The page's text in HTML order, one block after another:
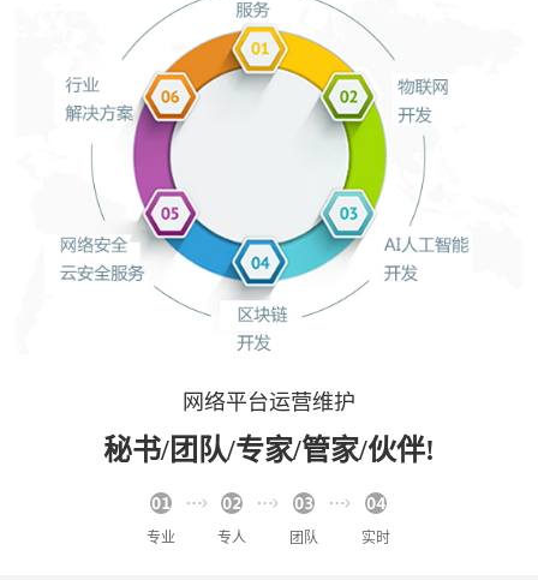
网络平台运营维护
秘书/团队/专家/管家/伙伴!
专业 专人 团队 实时